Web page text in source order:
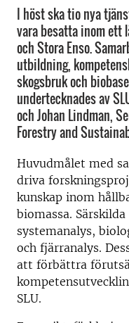
I höst ska tio nya
vara besatta inom ett
och Stora Enso.
utbildning,
skogsbruk och
undertecknades av
och Johan Lindman,
Forestry and
Huvudmålet med
driva
kunskap inom
biomassa.
systemanalys,
och fjärranalys.
att förbättra
SLU.